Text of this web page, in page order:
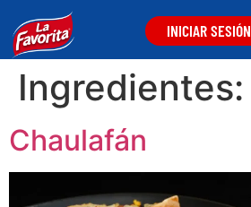
INICIAR SESIÓN
Ingredientes:
Chaulafán